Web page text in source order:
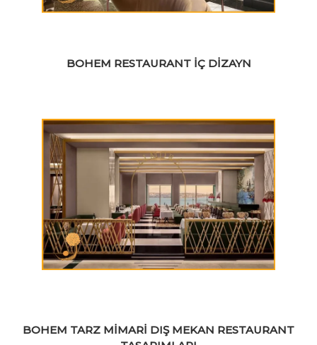
BOHEM RESTAURANT İÇ DIZAYN
BOHEM TARZ MIMARI DIŞ MEKAN RESTAURANT